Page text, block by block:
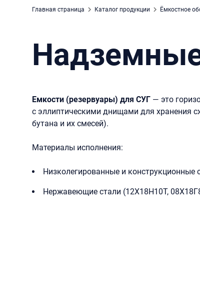
Главная страница Каталог продукции Ёмкостное
Емкости (резервуары) для СУГ — это
с эллиптическими днищами для хранения
бутана и их смесей).
Материалы исполнения:
Низколегированные и конструкционные
Нержавеющие стали (12Х18Н10Т,